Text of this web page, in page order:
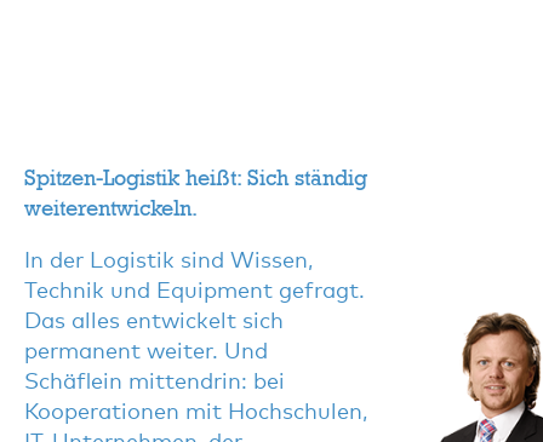
Spitzen-Logistik heißt: Sich ständig
weiterentwickeln.
In der Logistik sind Wissen,
Technik und Equipment gefragt.
Das alles entwickelt sich
permanent weiter. Und
Schäflein mittendrin: bei
Kooperationen mit Hochschulen,